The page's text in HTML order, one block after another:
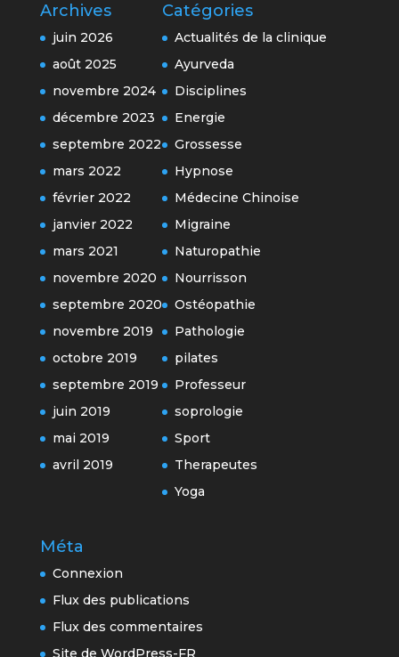
Archives
juin 2026
août 2025
novembre 2024
décembre 2023
septembre 2022
mars 2022
février 2022
janvier 2022
mars 2021
novembre 2020
septembre 2020
novembre 2019
octobre 2019
septembre 2019
juin 2019
mai 2019
avril 2019
Catégories
Actualités de la clinique
Ayurveda
Disciplines
Energie
Grossesse
Hypnose
Médecine Chinoise
Migraine
Naturopathie
Nourrisson
Ostéopathie
Pathologie
pilates
Professeur
soprologie
Sport
Therapeutes
Yoga
Méta
Connexion
Flux des publications
Flux des commentaires
Site de WordPress-FR